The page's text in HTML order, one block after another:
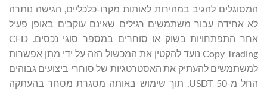
המסוגלים להגיב במהירות לאותות מקרו-כלכליים, הגישה נותרה
לא אחידה עבור משתמשים רגילים שאינם עוקבים באופן פעיל
אחר התפתחויות בשוק או סוחרים במספר סוגי נכסים. CFD
Copy Trading נועד להקטין את המכשול הזה על ידי מתן אפשרות
למשתמשים להעתיק את האסטרטגיות של סוחרי ביצועים גבוהים
החל מ-50 USDT, תוך שימוש באותה מסגרת מסחר בהעתקה